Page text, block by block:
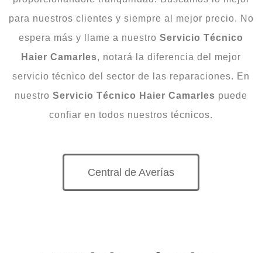
para nuestros clientes y siempre al mejor precio. No
espera más y llame a nuestro Servicio Técnico
Haier Camarles, notará la diferencia del mejor
servicio técnico del sector de las reparaciones. En
nuestro Servicio Técnico Haier Camarles puede
confiar en todos nuestros técnicos.
Central de Averías